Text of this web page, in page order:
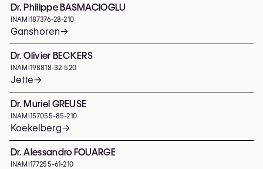
Dr. Philippe BASMACIOGLU
INAMI 187376-28-210
Ganshoren→
Dr. Olivier BECKERS
INAMI 198818-32-520
Jette→
Dr. Muriel GREUSE
INAMI 157055-85-210
Koekelberg→
Dr. Alessandro FOUARGE
INAMI 177255-61-210